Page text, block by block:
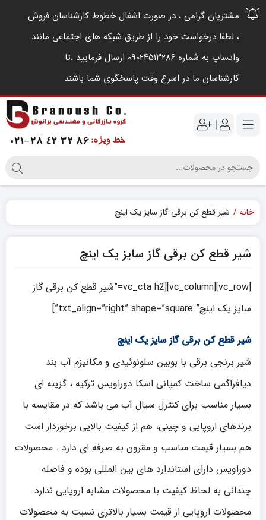
مشتریان گرامی ، در صورت اشغال خطوط کارشناسان فروش
، لطفا درخواست خود را از طریق شبکه های اجتماعی مانند
واتساپ به شماره ۰۹۰۲۴۵۱۳۲۸۶ ارسال فرمایید .‌تا
کارشناسان ما در اسرع وقت پاسخگوی شما باشند
|
خانه شیر قطع کن برقی گاز سایز یک اینچ
شیر قطع کن برقی گاز سایز یک اینچ
[vc_row][vc_column][vc_cta h2=”شیر قطع کن برقی گاز
سایز یک اینچ” txt_align=”right” shape=”square”]
شیر قطع کن برقی گاز سایز یک اینچ
شیر برنجی برقی با بوبین سلونوئیدی و مکانیزم آب بند
دیافراگمی ساخت کمپانی اسکا دوراویس ترکیه ، گزینه ای
بسیار مناسب برای کنترل سیال آب می باشد که در مقایسه با
برندهای اروپایی و چینی، هم از کیفیت بالایی برخوردار است
هم بسیار قیمت مناسب و مقرون به صرفه ای دارد . محصولات
دوراویس دارای استاندارد های بین المللی بوده و فاصله
چندانی به لحاظ کیفیت با محصولات مشابه اروپایی ندارد .
محصولات اروپایی از قیمت بسیار بالاتری نسبت به محصولات